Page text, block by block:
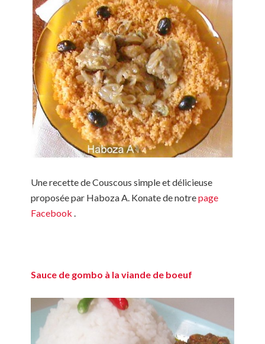
Une recette de Couscous simple et délicieuse
proposée par Haboza A. Konate de notrepage
Facebook .
Sauce de gombo à la viande de boeuf